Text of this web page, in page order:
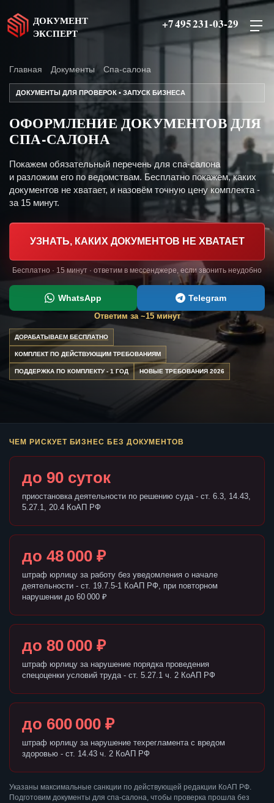
ДОКУМЕНТ
ЭКСПЕРТ
+7 495 231-03-29
Главная Документы Спа-салона
ДОКУМЕНТЫ ДЛЯ ПРОВЕРОК • ЗАПУСК БИЗНЕСА
ОФОРМЛЕНИЕ ДОКУМЕНТОВ ДЛЯ
СПА-САЛОНА
Покажем обязательный перечень для спа-салона
и разложим его по ведомствам. Бесплатно покажем, каких
документов не хватает, и назовём точную цену комплекта -
за 15 минут.
УЗНАТЬ, КАКИХ ДОКУМЕНТОВ НЕ ХВАТАЕТ
Бесплатно · 15 минут · ответим в мессенджере, если звонить неудобно
WhatsApp Telegram
Ответим за ~15 минут
ДОРАБАТЫВАЕМ БЕСПЛАТНО
КОМПЛЕКТ ПО ДЕЙСТВУЮЩИМ ТРЕБОВАНИЯМ
ПОДДЕРЖКА ПО КОМПЛЕКТУ - 1 ГОД НОВЫЕ ТРЕБОВАНИЯ 2026
ЧЕМ РИСКУЕТ БИЗНЕС БЕЗ ДОКУМЕНТОВ
до 90 суток
приостановка деятельности по решению суда - ст. 6.3, 14.43,
5.27.1, 20.4 КоАП РФ
до 48 000 ₽
штраф юрлицу за работу без уведомления о начале
деятельности - ст. 19.7.5-1 КоАП РФ, при повторном
нарушении до 60 000 ₽
до 80 000 ₽
штраф юрлицу за нарушение порядка проведения
спецоценки условий труда - ст. 5.27.1 ч. 2 КоАП РФ
до 600 000 ₽
штраф юрлицу за нарушение техрегламента с вредом
здоровью - ст. 14.43 ч. 2 КоАП РФ
Указаны максимальные санкции по действующей редакции КоАП РФ.
Подготовим документы для спа-салона, чтобы проверка прошла без